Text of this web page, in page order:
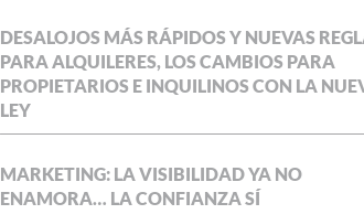
DESALOJOS MÁS RÁPIDOS Y NUEVAS
PARA ALQUILERES, LOS CAMBIOS PARA
PROPIETARIOS E INQUILINOS CON LA
LEY
MARKETING: LA VISIBILIDAD YA NO
ENAMORA… LA CONFIANZA SÍ